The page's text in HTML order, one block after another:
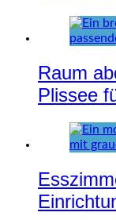
Raum
Plissee